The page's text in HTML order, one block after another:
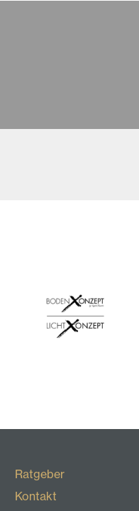
Ratgeber
Kontakt